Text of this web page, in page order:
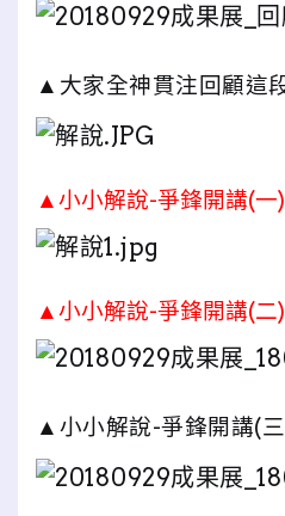
▲大家全神貫注回顧這
▲小小解說-爭鋒開講(一)
▲小小解說-爭鋒開講(二)
▲小小解說-爭鋒開講(